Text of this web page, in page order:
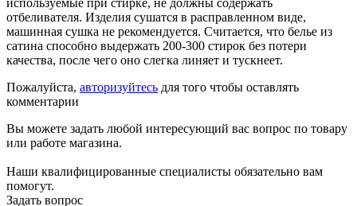
отбеливателя. Изделия сушатся в расправленном виде,
машинная сушка не рекомендуется. Считается, что белье из
сатина способно выдержать 200-300 стирок без потери
качества, после чего оно слегка линяет и тускнеет.
Пожалуйста, авторизуйтесь для того чтобы оставлять
комментарии
Вы можете задать любой интересующий вас вопрос по товару
или работе магазина.
Наши квалифицированные специалисты обязательно вам
помогут.
Задать вопрос